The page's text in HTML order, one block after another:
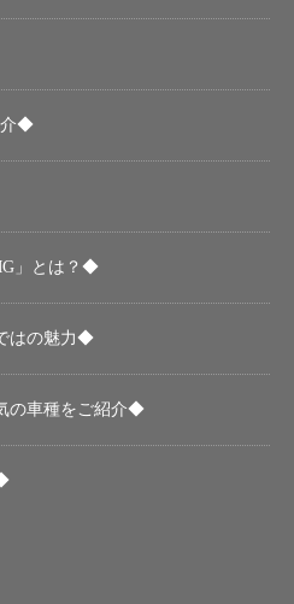
介◆
」とは？◆
はの魅力◆
の車種をご紹介◆